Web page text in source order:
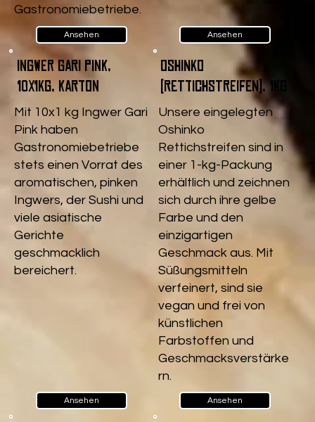
Gastronomiebetriebe.
Ansehen Ansehen
Ingwer Gari pink,
10x1kg, Karton
Mit 10x1 kg Ingwer Gari
Pink haben
Gastronomiebetriebe
stets einen Vorrat des
aromatischen, pinken
Ingwers, der Sushi und
viele asiatische
Gerichte
geschmacklich
bereichert.
Ansehen
Oshinko
(Rettichstreifen), 1kg
Unsere eingelegten
Oshinko
Rettichstreifen sind in
einer 1-kg-Packung
erhältlich und zeichnen
sich durch ihre gelbe
Farbe und den
einzigartigen
Geschmack aus. Mit
Süßungsmitteln
verfeinert, sind sie
vegan und frei von
künstlichen
Farbstoffen und
Geschmacksverstärke
rn.
Ansehen